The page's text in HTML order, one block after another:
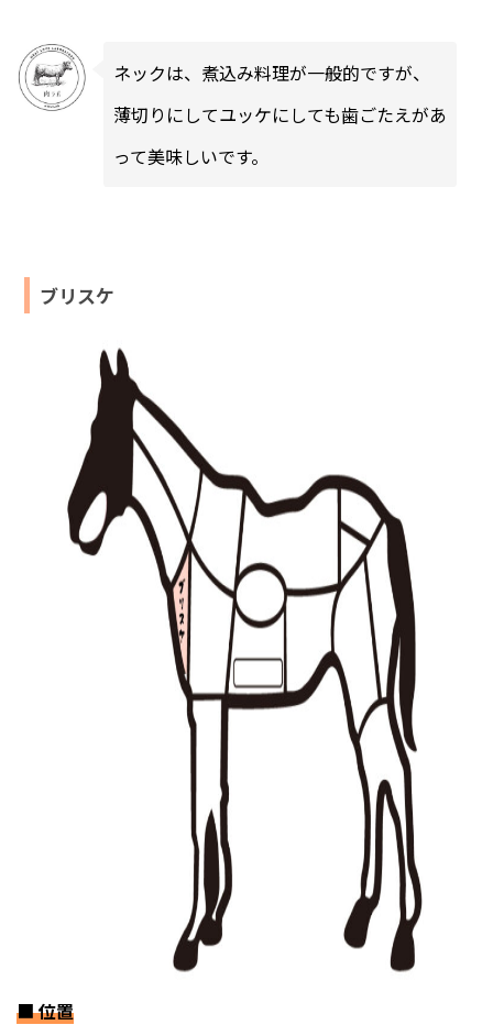
ネックは、煮込み料理が一般的ですが、
薄切りにしてユッケにしても歯ごたえがあ
って美味しいです。
ブリスケ
■位置